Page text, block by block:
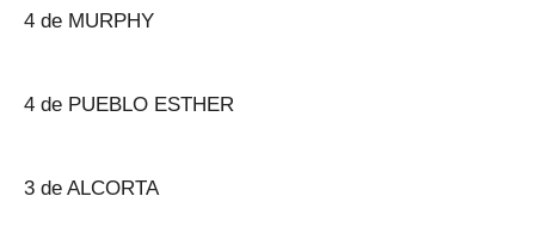
4 de MURPHY
4 de PUEBLO ESTHER
3 de ALCORTA